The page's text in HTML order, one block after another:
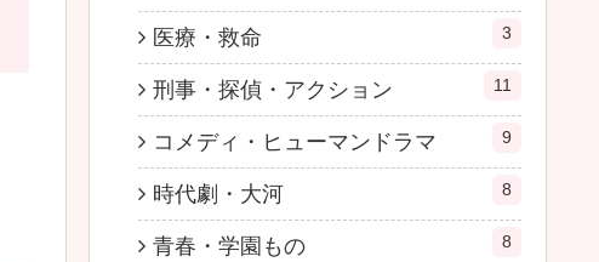
医療・救命 3
刑事・探偵・アクション 11
コメディ・ヒューマンドラマ 9
時代劇・大河 8
青春・学園もの 8